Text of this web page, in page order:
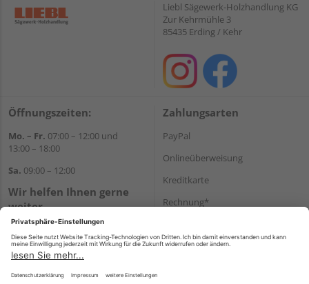
Liebl Sägewerk-Holzhandlung KG
Zur Kehrmühle 3
85435 Erding / Kehr
Öffnungszeiten:
Mo. – Fr. 07:00 – 12:00 und
13:00 – 18:00
Sa. 09:00 – 12:00
Wir helfen Ihnen gerne
weiter
Tel.:+49 8122 14197
E-Mail:vertrieb@holz-liebl.de
Zahlungsarten
PayPal
Onlineüberweisung
Kreditkarte
Rechnung*
Versand